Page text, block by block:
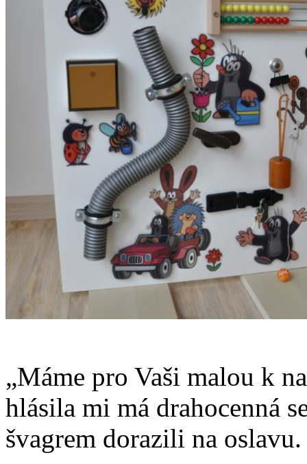
„Máme pro Vaši malou k
hlásila mi má drahocenná
švagrem dorazili na oslavu.